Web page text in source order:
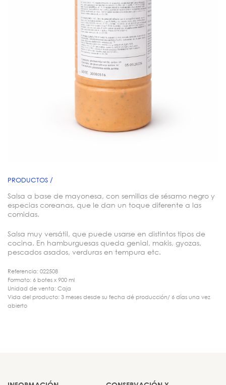
PRODUCTOS /
Salsa a base de mayonesa, con semillas de sésamo negro y
especias coreanas, que le dan un toque diferente a las
comidas.
Salsa muy versátil, que puede usarse en distintos tipos de
cocina. En hamburguesas queda genial, makis, gyozas,
pescados asados, verduras en tempura etc.
Referencia: 022508
Formato: 6 botes x 900 ml
Unidad de venta: Caja
Vida del producto: 3 meses desde su fecha dé producción/ 6 días una vez
abierto